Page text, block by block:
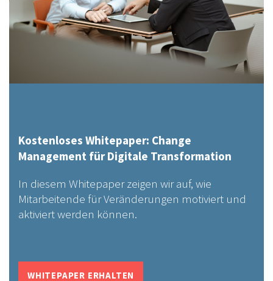
Kostenloses Whitepaper: Change
Management für Digitale Transformation
In diesem Whitepaper zeigen wir auf, wie
Mitarbeitende für Veränderungen motiviert und
aktiviert werden können.
WHITEPAPER ERHALTEN